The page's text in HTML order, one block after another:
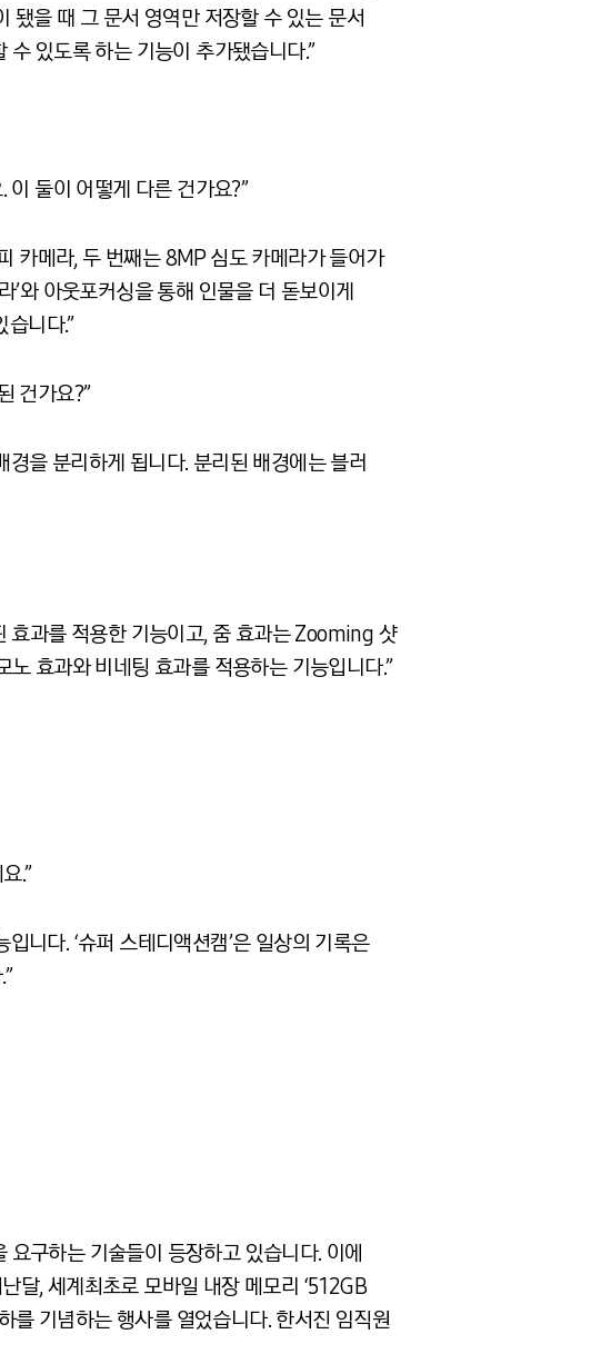
됐을 때 그 문서 영역만 저장할 수 있는 문서
있도록 하는 기능이 추가됐습니다.”
둘이 어떻게 다른 건가요?”
카메라, 두 번째는 8MP 심도 카메라가 들어가
’와 아웃포커싱을 통해 인물을 더 돋보이게
니다.”
건가요?”
을 분리하게 됩니다. 분리된 배경에는 블러
효과를 적용한 기능이고, 줌 효과는 Zooming 샷
효과와 비네팅 효과를 적용하는 기능입니다.”
.”
니다. ‘슈퍼 스테디액션캠’은 일상의 기록은
구하는 기술들이 등장하고 있습니다. 이에
달, 세계최초로 모바일 내장 메모리 ‘512GB
기념하는 행사를 열었습니다. 한서진 임직원